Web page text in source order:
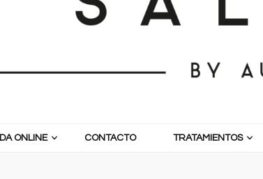
ONLINE CONTACTO TRATAMIENTOS